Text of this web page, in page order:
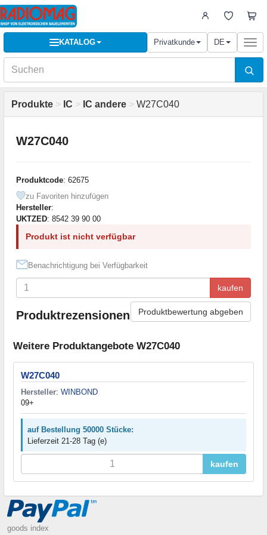
KATALOG Privatkunde DE
Produkte > IC > IC andere > W27C040
W27C040
Produktcode: 62675
zu Favoriten hinzufügen
Hersteller:
UKTZED: 8542 39 90 00
Produkt ist nicht verfügbar
Benachrichtigung bei Verfügbarkeit
kaufen
Produktrezensionen Produktbewertung abgeben
Weitere Produktangebote W27C040
W27C040
Hersteller: WINBOND
09+
auf Bestellung 50000 Stücke:
Lieferzeit 21-28 Tag (e)
kaufen
goods index